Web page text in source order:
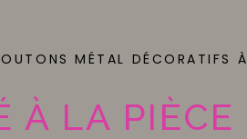
MÉTAL DÉCORATIFS
À LA PIÈCE